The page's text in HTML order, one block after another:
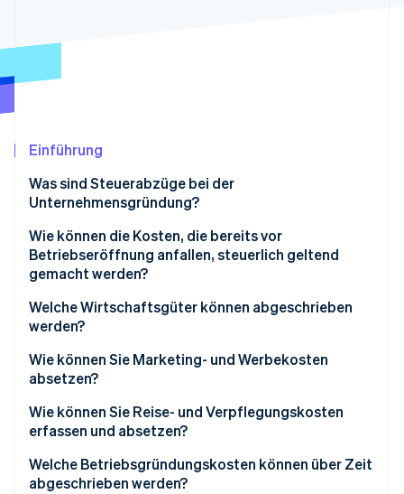
Start-up-Gründung
Climate
Stripe-Sessions 2026
Erfahren Sie, wie Stripe Lösungen für
Einführung
Was sind Steuerabzüge bei der
Unternehmensgründung?
Wie können die Kosten, die bereits vor
Betriebseröffnung anfallen, steuerlich geltend
gemacht werden?
Welche Wirtschaftsgüter können abgeschrieben
werden?
Wie können Sie Marketing- und Werbekosten
absetzen?
Wie können Sie Reise- und Verpflegungskosten
erfassen und absetzen?
Welche Betriebsgründungskosten können über Zeit
abgeschrieben werden?